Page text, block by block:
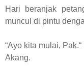
Hari beranjak
muncul di pintu
“Ayo kita mulai,
Akang.